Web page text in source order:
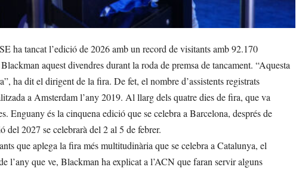
ha tancat l’edició de 2026 amb un record de visitants amb 92.170
aquest divendres durant la roda de premsa de tancament. “Aquesta
ha dit el dirigent de la fira. De fet, el nombre d’assistents registrats
a Amsterdam l’any 2019. Al llarg dels quatre dies de fira, que va
Enguany és la cinquena edició que se celebra a Barcelona, després de
2027 se celebrarà del 2 al 5 de febrer.
que aplega la fira més multitudinària que se celebra a Catalunya, el
l’any que ve, Blackman ha explicat a l’ACN que faran servir alguns